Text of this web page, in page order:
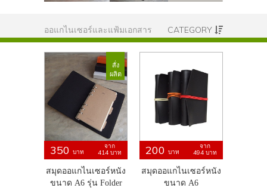
ออแกไนเซอร์และแฟ้มเอกสาร CATEGORY
350 บาท
จาก
414 บาท
สมุดออแกไนเซอร์หนัง
ขนาด A6 รุ่น Folder
สั่ง
ผลิต
200 บาท
จาก
494 บาท
สมุดออแกไนเซอร์หนัง
ขนาด A6